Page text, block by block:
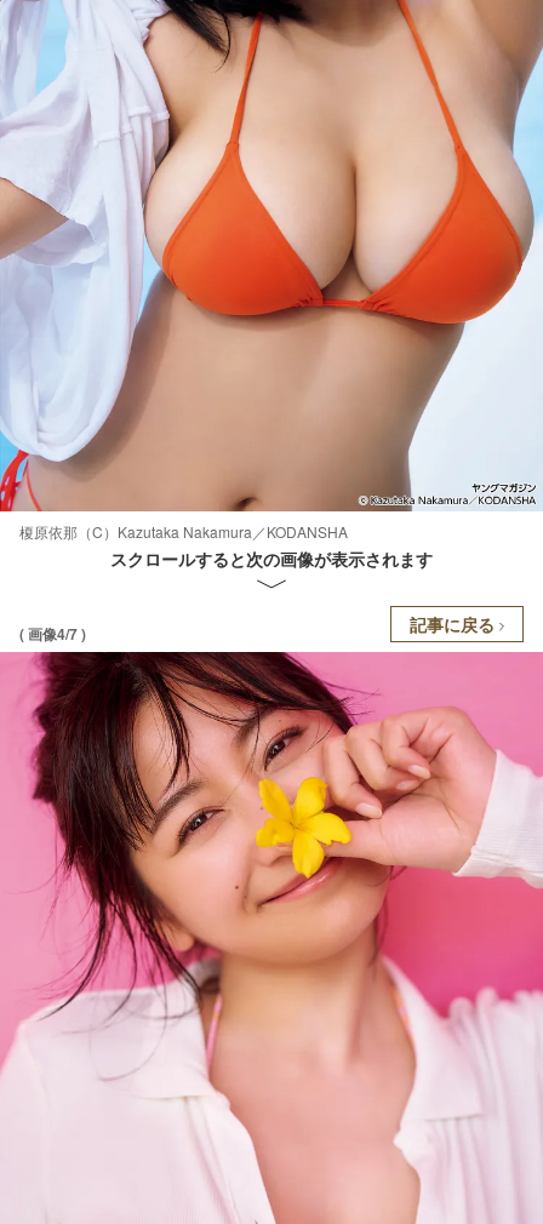
榎原依那（C）Kazutaka Nakamura／KODANSHA
スクロールすると次の画像が表示されます
( 画像4/7 ) 記事に戻る